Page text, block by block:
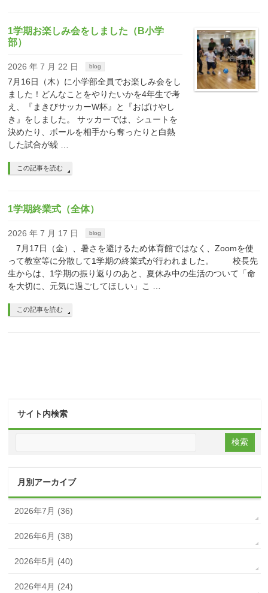
1学期お楽しみ会をしました（B小学
部）
2026 年 7 月 22 日 blog
7月16日（木）に小学部全員でお楽しみ会をし
ました！どんなことをやりたいかを4年生で考
え、『まきびサッカーW杯』と『おばけやし
き』をしました。 サッカーでは、シュートを
決めたり、ボールを相手から奪ったりと白熱
した試合が繰 …
この記事を読む
1学期終業式（全体）
2026 年 7 月 17 日 blog
7月17日（金）、暑さを避けるため体育館ではなく、Zoomを使
って教室等に分散して1学期の終業式が行われました。 校長先
生からは、1学期の振り返りのあと、夏休み中の生活のついて「命
を大切に、元気に過ごしてほしい」こ …
この記事を読む
サイト内検索
月別アーカイブ
2026年7月 (36)
2026年6月 (38)
2026年5月 (40)
2026年4月 (24)